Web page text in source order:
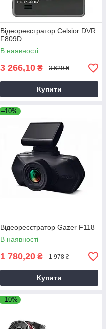
Відеореєстратор Celsior DVR
F809D
В наявності
3 266,10 ₴ 3 629 ₴
Купити
–10%
Відеореєстратор Gazer F118
В наявності
1 780,20 ₴ 1 978 ₴
Купити
–10%